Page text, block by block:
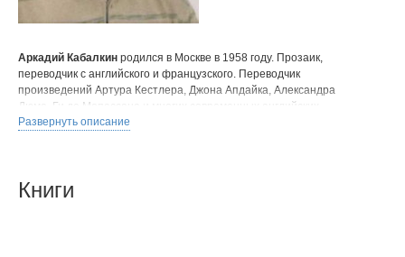
Аркадий Кабалкин родился в Москве в 1958 году. Прозаик,
переводчик с английского и французского. Переводчик
произведений Артура Кестлера, Джона Апдайка, Александра
Дюма, Ги де Мопассана и многих современных английских
и американских фантастов, в том числе Джорджа Мартина,
Развернуть описание
Книги